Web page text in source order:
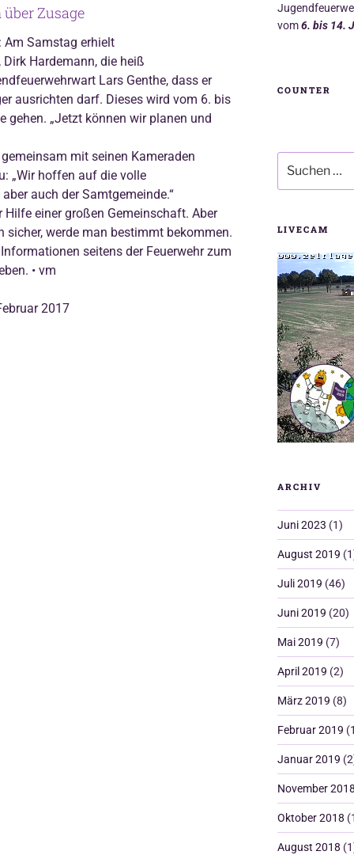
Zusage
Am Samstag erhielt
Hardemann, die heiß
Lars Genthe, dass er
ausrichten darf. Dieses wird vom 6. bis
gehen. „Jetzt können wir planen und
mit seinen Kameraden
„Wir hoffen auf die volle
auch der Samtgemeinde.“
einer großen Gemeinschaft. Aber
sicher, werde man bestimmt bekommen.
seitens der Feuerwehr zum
• vm
2017
vom6. bis 14.
COUNTER
nach:
LIVECAM
ARCHIV
Juni 2023 (1)
August 2019
Juli 2019 (46)
Juni 2019 (20)
Mai 2019 (7)
April 2019 (2)
März 2019 (8)
Februar 2019
Januar 2019
November
Oktober 2018
August 2018